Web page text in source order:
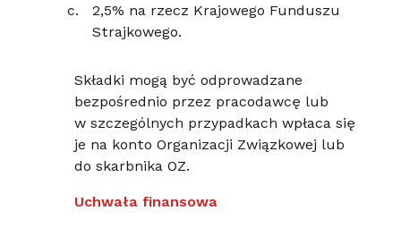
2,5% na rzecz Krajowego Funduszu
Strajkowego.
Składki mogą być odprowadzane
bezpośrednio przez pracodawcę lub
w szczególnych przypadkach wpłaca się
je na konto Organizacji Związkowej lub
do skarbnika OZ.
Uchwała finansowa